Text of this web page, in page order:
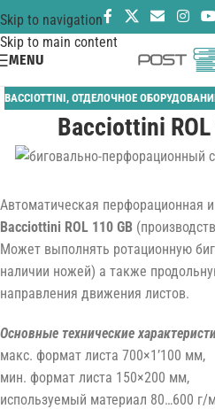
Skip to navigation
Skip to main content
MENU
BACCIOTTINI, ОТДЕЛОЧНОЕ
Bacciottini
Автоматическая перфорационная
Bacciottini ROL 110 GB
Может выполнять ротационную
наличии ножей) а также
направления движения листов.
Основные технические
макс. формат листа 700×1’100 мм,
мин. формат листа 150×200 мм,
используемый материал 80…600 г/